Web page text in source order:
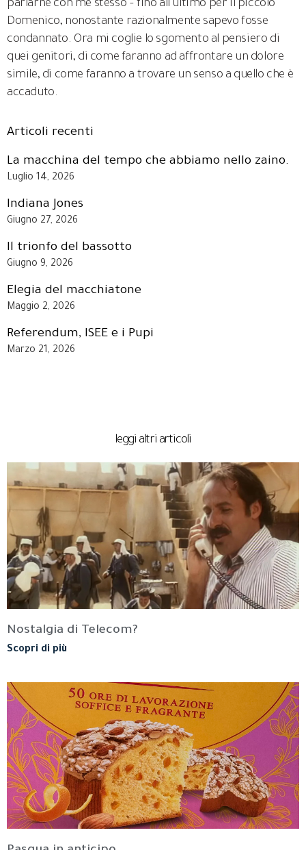
parlarne con me stesso – fino all’ultimo per il piccolo
Domenico, nonostante razionalmente sapevo fosse
condannato. Ora mi coglie lo sgomento al pensiero di
quei genitori, di come faranno ad affrontare un dolore
simile, di come faranno a trovare un senso a quello che è
accaduto.
Articoli recenti
La macchina del tempo che abbiamo nello zaino.
Luglio 14, 2026
Indiana Jones
Giugno 27, 2026
Il trionfo del bassotto
Giugno 9, 2026
Elegia del macchiatone
Maggio 2, 2026
Referendum, ISEE e i Pupi
Marzo 21, 2026
leggi altri articoli
Nostalgia di Telecom?
Scopri di più